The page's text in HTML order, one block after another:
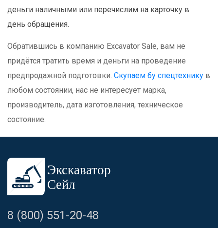
деньги наличными или перечислим на карточку в
день обращения.
Обратившись в компанию Excavator Sale, вам не
придётся тратить время и деньги на проведение
предпродажной подготовки. Скупаем бу спецтехнику в
любом состоянии, нас не интересует марка,
производитель, дата изготовления, техническое
состояние.
8 (800) 551-20-48